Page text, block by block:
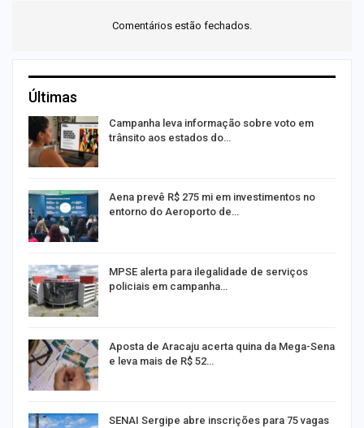
Comentários estão fechados.
Últimas
Campanha leva informação sobre voto em
trânsito aos estados do…
Aena prevê R$ 275 mi em investimentos no
entorno do Aeroporto de…
MPSE alerta para ilegalidade de serviços
policiais em campanha…
Aposta de Aracaju acerta quina da Mega-Sena
e leva mais de R$ 52…
SENAI Sergipe abre inscrições para 75 vagas